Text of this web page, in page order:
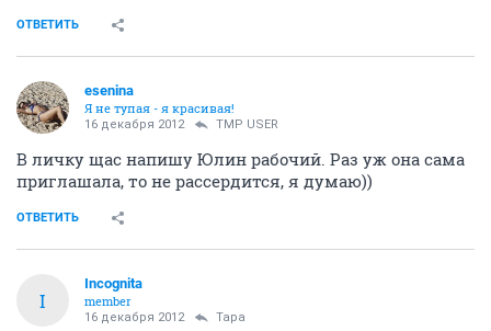
ОТВЕТИТЬ
esenina
Я не тупая - я красивая!
16 декабря 2012 TMP USER
В личку щас напишу Юлин рабочий. Раз уж она сама
приглашала, то не рассердится, я думаю))
ОТВЕТИТЬ
I
Incognita
member
16 декабря 2012 Тара